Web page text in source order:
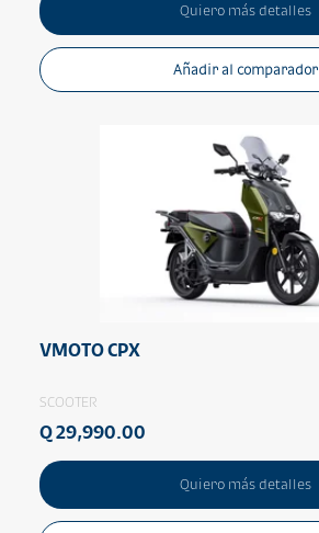
Quiero más detalles
Añadir al comparador
VMOTO CPX
SCOOTER
Q 29,990.00
Quiero más detalles